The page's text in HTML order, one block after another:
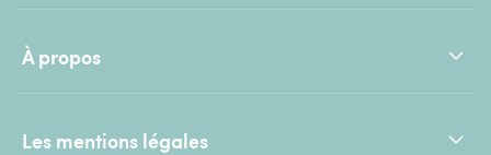
À propos
Les mentions légales